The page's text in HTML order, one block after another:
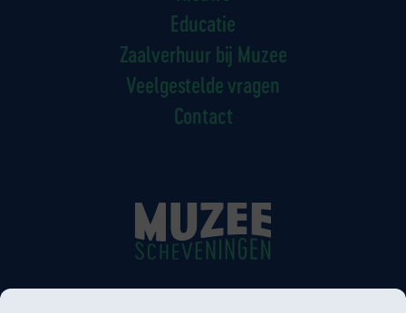
Educatie
Zaalverhuur bij Muzee
Veelgestelde vragen
Contact